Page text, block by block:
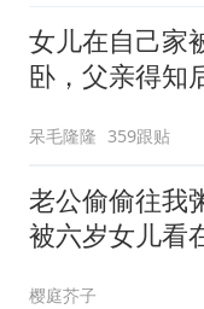
女儿在自己家
卧，父亲得知
呆毛隆隆 359跟贴
老公偷偷往我
被六岁女儿看
樱庭芥子